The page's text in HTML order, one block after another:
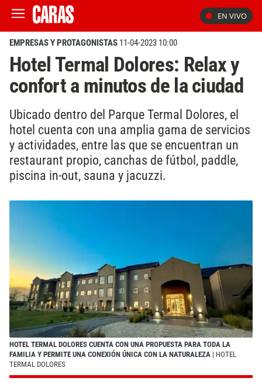
EN VIVO
EMPRESAS Y PROTAGONISTAS 11-04-2023 10:00
Hotel Termal Dolores: Relax y
confort a minutos de la ciudad
Ubicado dentro del Parque Termal Dolores, el
hotel cuenta con una amplia gama de servicios
y actividades, entre las que se encuentran un
restaurant propio, canchas de fútbol, paddle,
piscina in-out, sauna y jacuzzi.
HOTEL TERMAL DOLORES CUENTA CON UNA PROPUESTA PARA TODA LA
FAMILIA Y PERMITE UNA CONEXIÓN ÚNICA CON LA NATURALEZA | HOTEL
TERMAL DOLORES